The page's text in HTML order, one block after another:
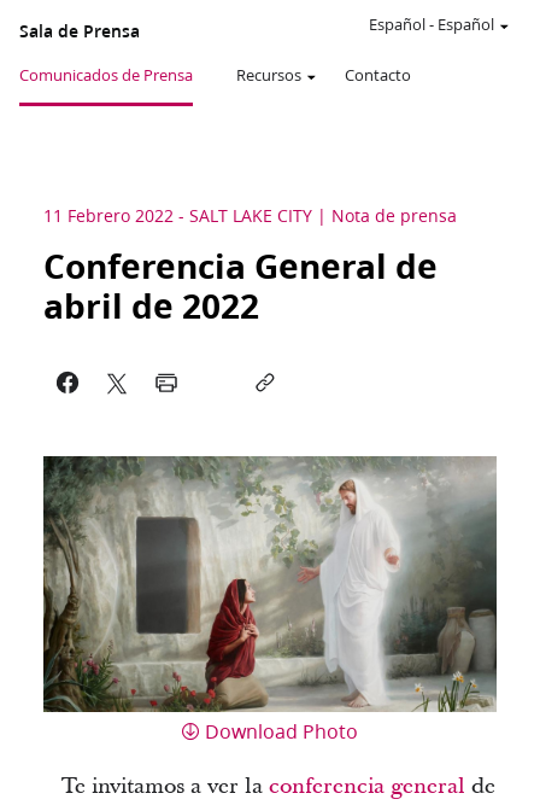
Sala de Prensa
Comunicados de Prensa Recursos Contacto
Español- Español
11 Febrero 2022 - SALT LAKE CITY Nota de prensa
Conferencia General de
abril de 2022
Download Photo
Te invitamos a ver la conferencia general de